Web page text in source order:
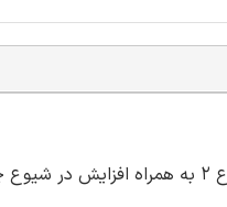
در طول 2 دهه گذشته یک افزایش پایدار در